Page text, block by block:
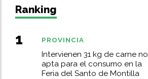
Ranking
Intervienen 31 kg de carne no
apta para el consumo en la
Feria del Santo de Montilla
PROVINCIA